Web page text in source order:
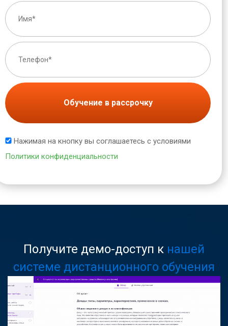
Обучение в рассрочку
Нажимая на кнопку вы соглашаетесь с условиями
Политики конфиденциальности
Получите демо-доступ к нашей
системе дистанционного обучения